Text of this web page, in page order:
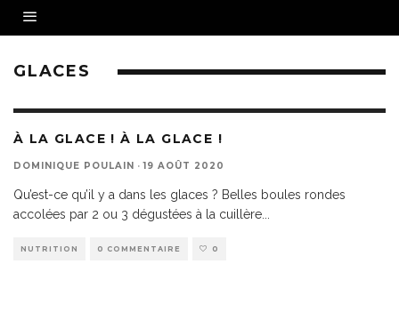
GLACES
À LA GLACE ! À LA GLACE !
DOMINIQUE POULAIN · 19 AOÛT 2020
Qu’est-ce qu’il y a dans les glaces ? Belles boules rondes
accolées par 2 ou 3 dégustées à la cuillère
NUTRITION 0 COMMENTAIRE 0